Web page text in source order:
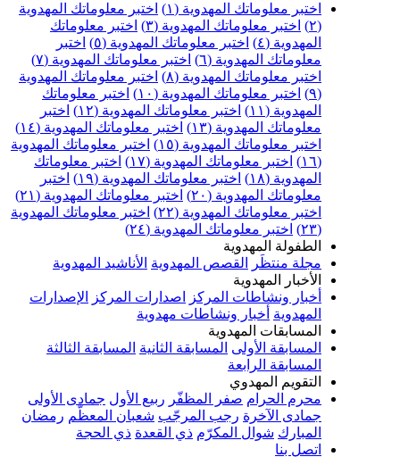
معلوماتك المهدوية (١)
اختبر معلوماتك المهدوية
اختبر معلوماتك المهدوية (٣)
اختبر معلوماتك
اختبر معلوماتك المهدوية (٥)
اختبر
المهدوية (٦)
اختبر معلوماتك المهدوية (٧)
معلوماتك المهدوية (٨)
اختبر معلوماتك المهدوية
اختبر معلوماتك المهدوية (١٠)
اختبر معلوماتك
اختبر معلوماتك المهدوية (١٢)
اختبر
المهدوية (١٣)
اختبر معلوماتك المهدوية (١٤)
معلوماتك المهدوية (١٥)
اختبر معلوماتك المهدوية
اختبر معلوماتك المهدوية (١٧)
اختبر معلوماتك
اختبر معلوماتك المهدوية (١٩)
اختبر
المهدوية (٢٠)
اختبر معلوماتك المهدوية (٢١)
معلوماتك المهدوية (٢٢)
اختبر معلوماتك المهدوية
اختبر معلوماتك المهدوية (٢٤)
المهدوية
منتظَر
القصص المهدوية الأناشيد المهدوية
المهدوية
ونشاطات المركز اصدارات المركز الإصدارات
أخبار ونشاطات مهدوية
المهدوية
الأولى المسابقة الثانية المسابقة الثالثة
الرابعة
المهدوي
الحرام
صفر المظفّر ربيع الأول جمادى الأولى
رجب المرجّب شعبان المعظّم رمضان
شوال المكرّم ذي القعدة ذي الحجة